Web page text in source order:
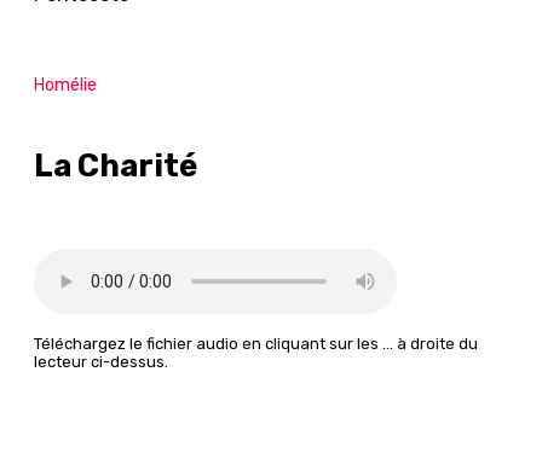
Homélie
La Charité
Téléchargez le fichier audio en cliquant sur les … à droite du
lecteur ci-dessus.